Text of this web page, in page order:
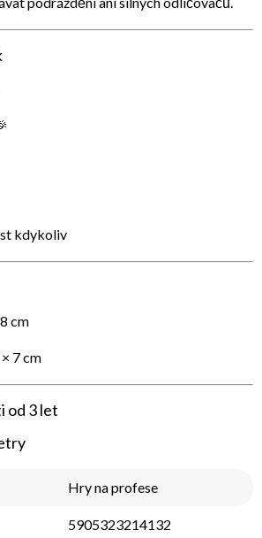
kdykoliv
cm
7 cm
od 3 let
Hry na profese
5905323214132